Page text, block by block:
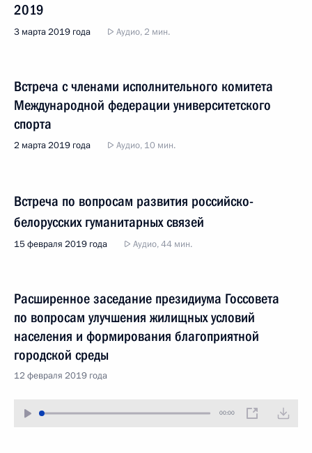
2019
3 марта 2019 года Аудио, 2 мин.
Встреча с членами исполнительного комитета
Международной федерации университетского
спорта
2 марта 2019 года Аудио, 10 мин.
Встреча по вопросам развития российско-
белорусских гуманитарных связей
15 февраля 2019 года Аудио, 44 мин.
Расширенное заседание президиума Госсовета
по вопросам улучшения жилищных условий
населения и формирования благоприятной
городской среды
12 февраля 2019 года
00:00